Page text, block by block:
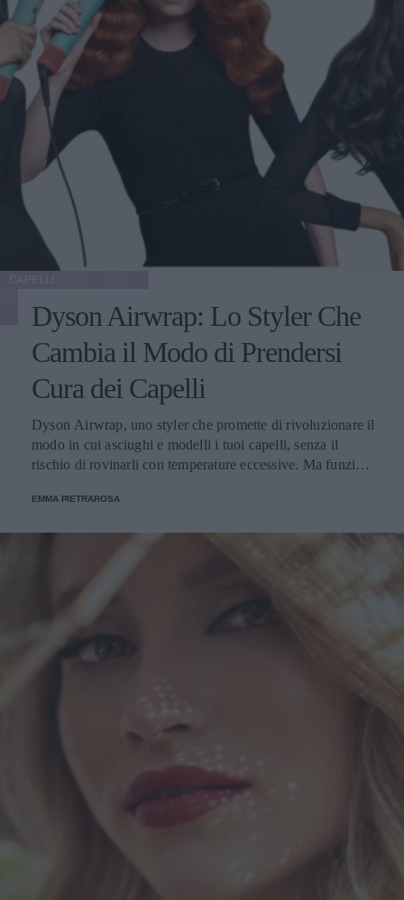
Dyson Airwrap: Lo Styler Che
Cambia il Modo di Prendersi
Cura dei Capelli
Dyson Airwrap, uno styler che promette di rivoluzionare il
modo in cui asciughi e modelli i tuoi capelli, senza il
rischio di rovinarli con temperature eccessive. Ma funziona
EMMA PIETRAROSA